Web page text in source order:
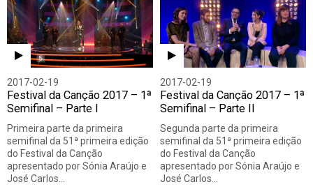
2017-02-19
Festival da Canção 2017 – 1ª
Semifinal – Parte I
Primeira parte da primeira
semifinal da 51ª primeira edição
do Festival da Canção
apresentado por Sónia Araújo e
José Carlos…
2017-02-19
Festival da Canção 2017 – 1ª
Semifinal – Parte II
Segunda parte da primeira
semifinal da 51ª primeira edição
do Festival da Canção
apresentado por Sónia Araújo e
José Carlos…